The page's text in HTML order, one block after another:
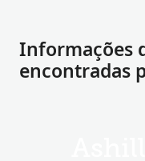
Informações
encontradas